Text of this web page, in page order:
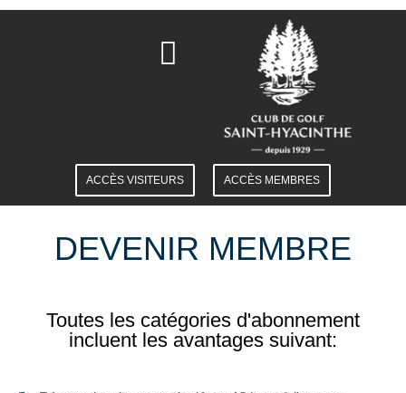
ACCÈS VISITEURS ACCÈS MEMBRES
DEVENIR MEMBRE
Toutes les catégories d'abonnement
incluent les avantages suivant: